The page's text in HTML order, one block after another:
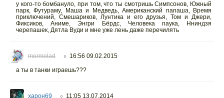
у кого-то бомбануло, при том, что ты смотришь Симпсонов, Южный
парк, Футураму, Маша и Медведь, Американский папаша, Время
приключений, Смешариков, Лунтика и его друзья, Том и Джери,
Фиксиков, Аниме, Энгри Бёрдс, Человека паука, Нниндзя
черепашек, Дятла Вуди и мне уже лень даже перечилять
mormolad ○ 16:56 09.02.2015
а ты в танки играешь???
харон69 ○ 11:05 13.07.2014